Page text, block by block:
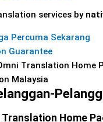
services by
Percuma Sekarang